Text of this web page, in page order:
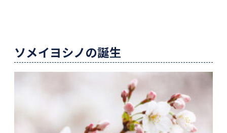
ソメイヨシノの誕生